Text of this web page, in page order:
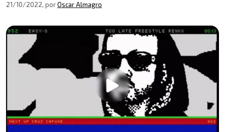
21/10/2022, porOscar Almagro